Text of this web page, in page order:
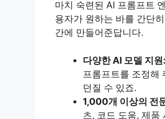
마치 숙련된 AI 프롬프트
용자가 원하는 바를 간단
간에 만들어준답니다.
다양한 AI 모델 지원:
프롬프트를 조정해
던질 수 있죠.
1,000개 이상의 전
츠, 코드 도움, 제품